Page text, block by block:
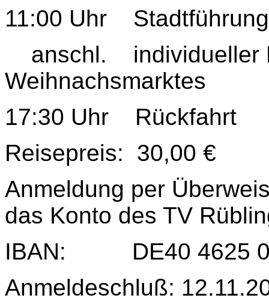
11:00 Uhr
anschl. individueller
Weihnachsmarktes
17:30 Uhr Rückfahrt
Reisepreis: 30,00 €
Anmeldung per
das Konto des TV
IBAN: DE40 4625
Anmeldeschluß: